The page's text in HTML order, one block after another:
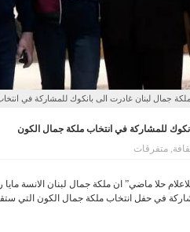
ملكة جمال لبنان غادرت الى بانكوك للمشاركة في
للمشاركة في انتخاب ملكة جمال الكون
,متفرقات
للاعلام حلا ماضي” ان ملكة جمال لبنان الانسة
للمشاركة في حفل انتخاب ملكة جمال الكون التي